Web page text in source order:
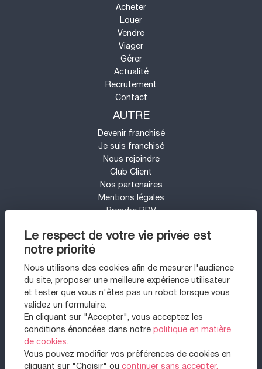
Le respect de votre vie privée est
notre priorité
Nous utilisons des cookies afin de mesurer l'audience
du site, proposer une meilleure expérience utilisateur
et tester que vous n'êtes pas un robot lorsque vous
validez un formulaire.
En cliquant sur "Accepter", vous acceptez les
conditions énoncées dans notrepolitique en matière
de cookies.
Vous pouvez modifier vos préférences de cookies en
Acheter
Louer
Vendre
Viager
Gérer
Actualité
Recrutement
Contact
AUTRE
Devenir franchisé
Je suis franchisé
Nous rejoindre
Club Client
Nos partenaires
Mentions légales
Prendre RDV
Contact
Barème d'honoraires
UN PROJET IMMOBILIER SUR LE SECTEUR
DE VINCENNES ?
Appartement à vendre à Vincennes
Appartement à vendre à Montreuil
Maison à vendre à Chennevières-sur-marne
Maison à vendre à Montreuil
Appartement à vendre à Paris 12ème